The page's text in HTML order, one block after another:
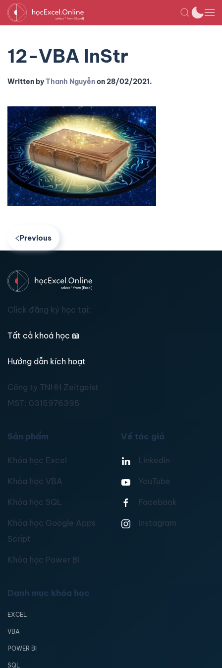
12-VBA InStr
Written byThanh Nguyễnon28/02/2021.
Previous
Click đăng ký học tại:
Tất cả khoá học 📖
Hướng dẫn kích hoạt
Công ty TNHH Zeitgeist
MST: 0315976395
Sản phẩm
Khóa học Excel
Khóa học VBA
Khóa học SQL
Khóa học Google Apps
Script
Khóa học Power BI
Về tác giả
Linkedin
YouTube
Facebook
Instagram
Danh mục khóa học
EXCEL
VBA
POWER BI
SQL